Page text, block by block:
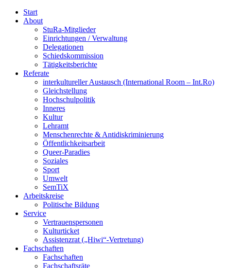
Start
About
StuRa-Mitglieder
Einrichtungen / Verwaltung
Delegationen
Schiedskommission
Tätigkeitsberichte
Referate
interkultureller Austausch (International Room – Int.Ro)
Gleichstellung
Hochschulpolitik
Inneres
Kultur
Lehramt
Menschenrechte & Antidiskriminierung
Öffentlichkeitsarbeit
Queer-Paradies
Soziales
Sport
Umwelt
SemTiX
Arbeitskreise
Politische Bildung
Service
Vertrauenspersonen
Kulturticket
Assistenzrat („Hiwi“-Vertretung)
Fachschaften
Fachschaften
Fachschaftsräte